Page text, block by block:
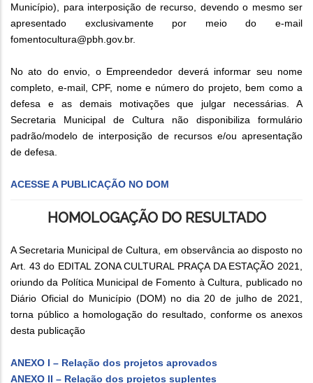
Município), para interposição de recurso, devendo o mesmo ser
apresentado exclusivamente por meio do e-mail
fomentocultura@pbh.gov.br.
No ato do envio, o Empreendedor deverá informar seu nome
completo, e-mail, CPF, nome e número do projeto, bem como a
defesa e as demais motivações que julgar necessárias. A
Secretaria Municipal de Cultura não disponibiliza formulário
padrão/modelo de interposição de recursos e/ou apresentação
de defesa.
ACESSE A PUBLICAÇÃO NO DOM
HOMOLOGAÇÃO DO RESULTADO
A Secretaria Municipal de Cultura, em observância ao disposto no
Art. 43 do EDITAL ZONA CULTURAL PRAÇA DA ESTAÇÃO 2021,
oriundo da Política Municipal de Fomento à Cultura, publicado no
Diário Oficial do Município (DOM) no dia 20 de julho de 2021,
torna público a homologação do resultado, conforme os anexos
desta publicação
ANEXO I – Relação dos projetos aprovados
ANEXO II – Relação dos projetos suplentes